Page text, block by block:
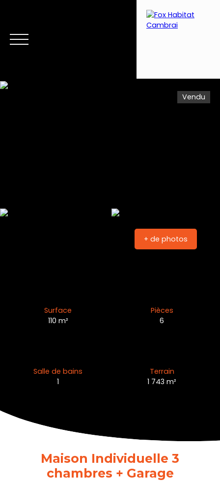
Vendu
+ de photos
Surface
110 m²
Pièces
6
Salle de bains
1
Terrain
1 743m²
Maison Individuelle 3
chambres + Garage